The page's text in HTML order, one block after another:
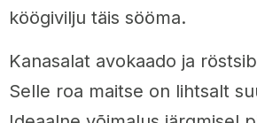
köögivilju täis sööma.
Kanasalat avokaado ja
Selle roa maitse on lihtsalt